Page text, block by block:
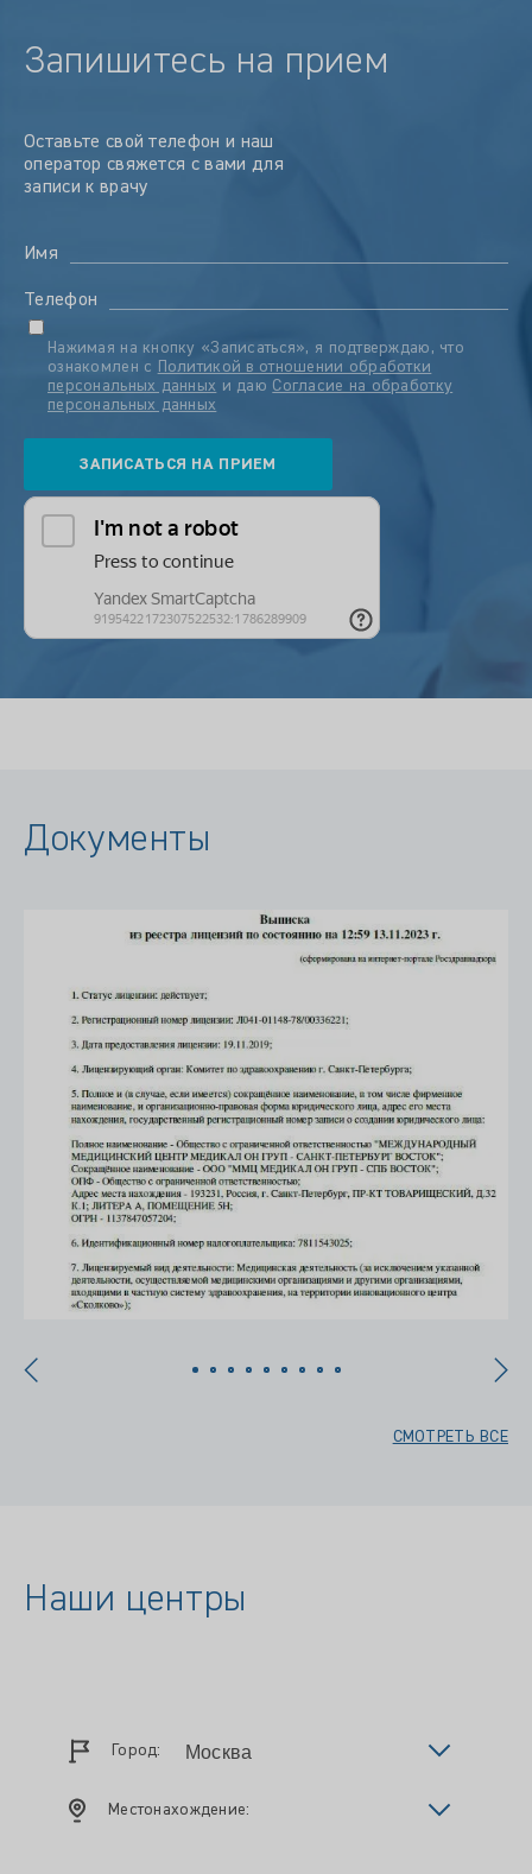
Запишитесь на прием
Оставьте свой телефон и наш
оператор свяжется с вами для
записи к врачу
Имя
Телефон
Нажимая на кнопку «Записаться», я подтверждаю, что
ознакомлен с
Политикой в отношении обработки
персональных данных и даю Согласие на обработку
персональных данных
Документы
СМОТРЕТЬ ВСЕ
Наши центры
Город:
Местонахождение: